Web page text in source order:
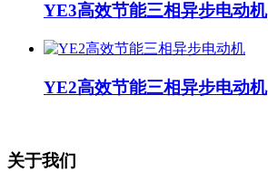
YE3高效节能三相异步电动机
YE2高效节能三相异步电动机
关于我们